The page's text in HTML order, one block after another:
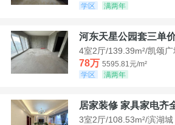
学区
满两年
河东天星公园套三单
4室2厅/139.39m²/凯颂广
78万 5595.81元/m²
学区
满两年
居家装修 家具家电齐
3室2厅/108.53m²/滨湖城